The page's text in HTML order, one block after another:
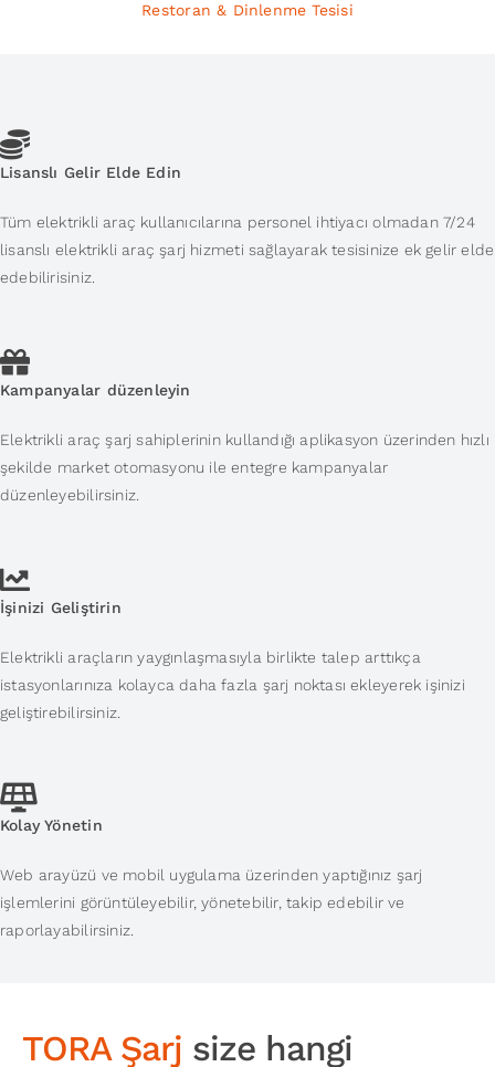
Restoran & Dinlenme Tesisi
Lisanslı Gelir Elde Edin
Tüm elektrikli araç kullanıcılarına personel ihtiyacı olmadan 7/24
lisanslı elektrikli araç şarj hizmeti sağlayarak tesisinize ek gelir elde
edebilirisiniz.
Kampanyalar düzenleyin
Elektrikli araç şarj sahiplerinin kullandığı aplikasyon üzerinden hızlı
şekilde market otomasyonu ile entegre kampanyalar
düzenleyebilirsiniz.
İşinizi Geliştirin
Elektrikli araçların yaygınlaşmasıyla birlikte talep arttıkça
istasyonlarınıza kolayca daha fazla şarj noktası ekleyerek işinizi
geliştirebilirsiniz.
Kolay Yönetin
Web arayüzü ve mobil uygulama üzerinden yaptığınız şarj
işlemlerini görüntüleyebilir, yönetebilir, takip edebilir ve
raporlayabilirsiniz.
TORA Şarj size hangi